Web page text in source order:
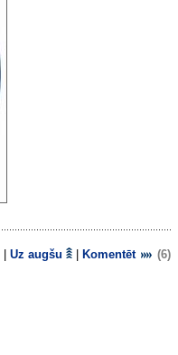
| Uz augšu | Komentēt
(6)